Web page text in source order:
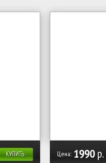
КУПИТЬ Цена: 1990р.